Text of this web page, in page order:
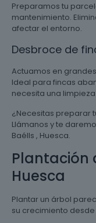
Preparamos tu
mantenimiento.
afectar el entorno.
Desbroce de
Actuamos en
Ideal para fincas
necesita una
¿Necesitas preparar
Llámanos y te
Baélls , Huesca.
Plantación
Huesca
Plantar un árbol
su crecimiento